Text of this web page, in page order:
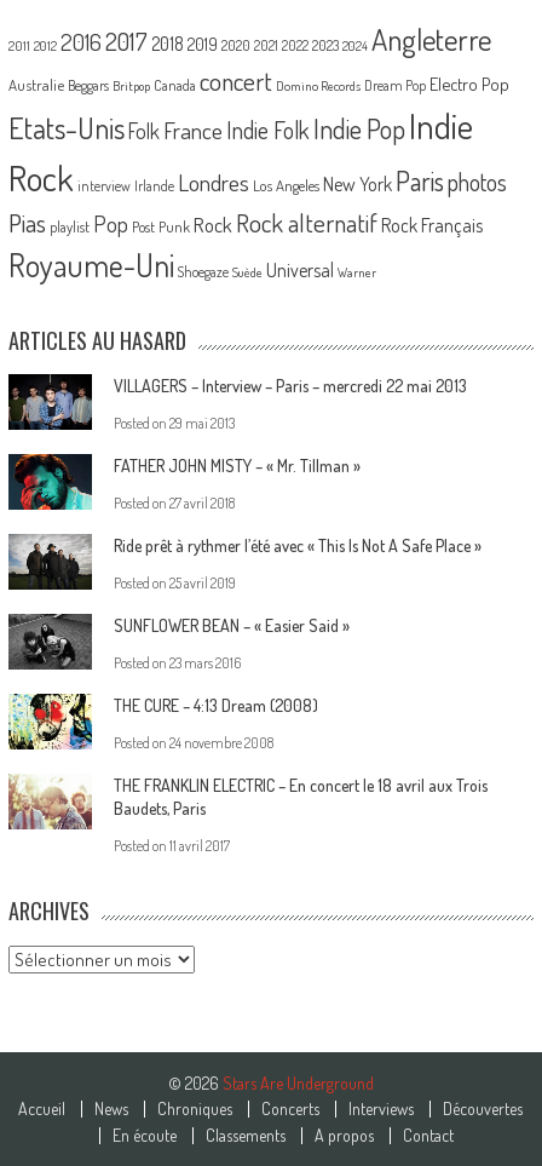
2011 2012 20162017 2018 2019 2020 2021 2022 2023 2024 Angleterre
Australie Beggars Britpop Canada concert Domino Records Dream Pop Electro Pop
Etats-UnisFolk France Indie FolkIndie PopIndie
Rock interview Irlande Londres Los Angeles New York Parisphotos
Pias playlist Pop Post Punk Rock Rock alternatif Rock Français
Royaume-Uni Shoegaze Suède Universal Warner
ARTICLES AU HASARD
VILLAGERS – Interview – Paris – mercredi 22 mai 2013
Posted on 29 mai 2013
FATHER JOHN MISTY – « Mr. Tillman »
Posted on 27 avril 2018
Ride prêt à rythmer l’été avec « This Is Not A Safe Place »
Posted on 25 avril 2019
SUNFLOWER BEAN – « Easier Said »
Posted on 23 mars 2016
THE CURE – 4:13 Dream (2008)
Posted on 24 novembre 2008
THE FRANKLIN ELECTRIC – En concert le 18 avril aux Trois
Baudets, Paris
Posted on 11 avril 2017
ARCHIVES
Archives
© 2026 Stars Are Underground
Accueil
News Chroniques Concerts Interviews
Découvertes
En écoute
Classements A propos Contact